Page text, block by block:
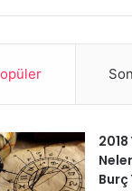
Son
Burç